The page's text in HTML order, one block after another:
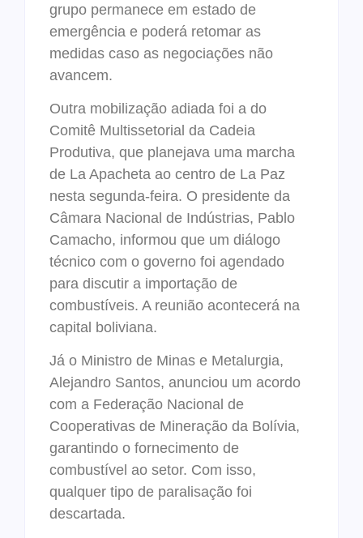
grupo permanece em estado de
emergência e poderá retomar as
medidas caso as negociações não
avancem.
Outra mobilização adiada foi a do
Comitê Multissetorial da Cadeia
Produtiva, que planejava uma marcha
de La Apacheta ao centro de La Paz
nesta segunda-feira. O presidente da
Câmara Nacional de Indústrias, Pablo
Camacho, informou que um diálogo
técnico com o governo foi agendado
para discutir a importação de
combustíveis. A reunião acontecerá na
capital boliviana.
Já o Ministro de Minas e Metalurgia,
Alejandro Santos, anunciou um acordo
com a Federação Nacional de
Cooperativas de Mineração da Bolívia,
garantindo o fornecimento de
combustível ao setor. Com isso,
qualquer tipo de paralisação foi
descartada.